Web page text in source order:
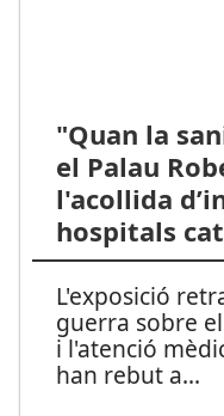
"Quan la
el Palau
l'acollida
hospitals
L'exposició
guerra sobre
i l'atenció
han rebut a...